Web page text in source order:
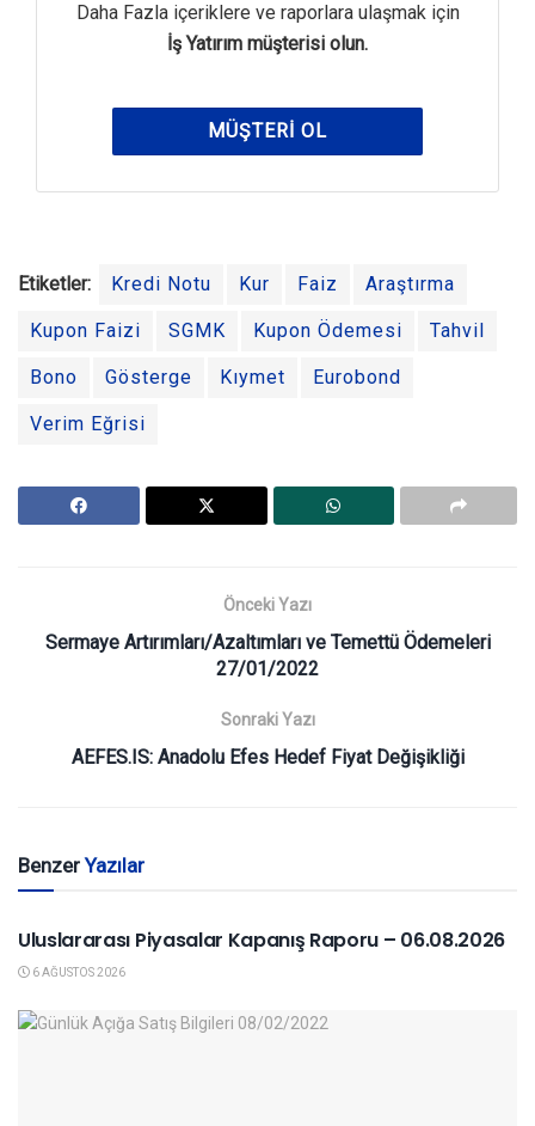
Daha Fazla içeriklere ve raporlara ulaşmak için
İş Yatırım müşterisi olun.
MÜŞTERI OL
Etiketler: Kredi Notu Kur Faiz Araştırma
Kupon Faizi SGMK Kupon Ödemesi Tahvil
Bono Gösterge Kıymet Eurobond
Verim Eğrisi
Önceki Yazı
Sermaye Artırımları/Azaltımları ve Temettü Ödemeleri
27/01/2022
Sonraki Yazı
AEFES.IS: Anadolu Efes Hedef Fiyat Değişikliği
BenzerYazılar
YURTDIŞI PIYASALAR
Uluslararası Piyasalar Kapanış Raporu – 06.08.2026
6 AĞUSTOS 2026